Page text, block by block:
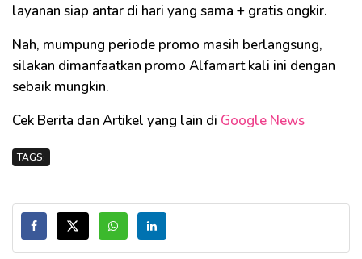
layanan siap antar di hari yang sama + gratis ongkir.
Nah, mumpung periode promo masih berlangsung,
silakan dimanfaatkan promo Alfamart kali ini dengan
sebaik mungkin.
Cek Berita dan Artikel yang lain di Google News
TAGS: